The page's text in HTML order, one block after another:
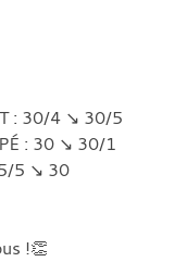
: 30/4 ↘️ 30/5
: 30 ↘️ 30/1
5 ↘️ 30
!👏